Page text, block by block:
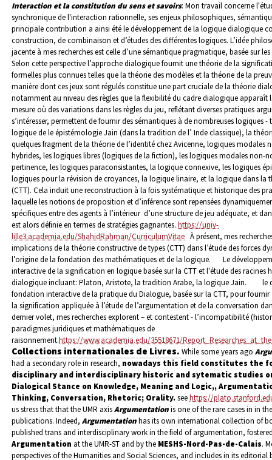
Interaction et la constitution du sens et savoirs: Mon travail concerne
synchronique de l'interaction rationnelle, ses enjeux philosophiques,
principale contribution a ainsi été le développement de la logique dialogique
construction, de combinaison et d’études des différentes logiques. L’idée
jacente à mes recherches est celle d’une sémantique pragmatique, basée sur
Selon cette perspective l’approche dialogique fournit une théorie de la
formelles plus connues telles que la théorie des modèles et la théorie de la
manière dont ces jeux sont régulés constitue une part cruciale de la théorie
notamment au niveau des règles que la flexibilité du cadre dialogique apparaît
mesure où des variations dans les règles du jeu, reflétant diverses pratiques
s’intéresser, permettent de fournir des sémantiques à de nombreuses logiques -
logique de le épistémologie Jain (dans la tradition de l’ Inde classique), la
quelques fragment de la théorie de l’identité chez Avicenne, logiques modales
hybrides, les logiques libres (logiques de la fiction), les logiques modales non-
pertinence, les logiques paraconsistantes, la logique connexive, les logiques
logiques pour la révision de croyances, la logique linaire, et la logique dans la
(CTT). Cela induit une reconstruction à la fois systématique et historique des
laquelle les notions de proposition et d’inférence sont repensées
spécifiques entre des agents à l’intérieur d’une structure de jeu adéquate, et
est alors définie en termes de stratégies gagnantes. https://univ-
lille3.academia.edu/ShahidRahman/CurriculumVitae À présent, mes
implications de la théorie constructive de types (CTT) dans l’étude des forces
l’origine de la fondation des mathématiques et de la logique.
Le
interactive de la signification en logique basée sur la CTT et l'étude des racines
dialogique incluant: Platon, Aristote, la tradition Arabe, la logique Jain.
le
fondation interactive de la pratique du Dialogue, basée sur la CTT, pour
la signification appliquée à l’étude de l’argumentation et de la conversation
dernier volet, mes recherches explorent – et contestent - l’incompatibilité
paradigmes juridiques et mathématiques de
raisonnement.https://www.academia.edu/35518671/
Collections internationales de Livres. While some years ago
had a secondary role in research, nowadays this field constitutes the
disciplinary and interdisciplinary historic and sytematic studies
Dialogical Stance on Knowledge, Meaning and Logic,,
Thinking, Conversation, Rhetoric; Orality.seehttps://
us stress that that the UMR axisArgumentationis one of the rare cases in in
publications. Indeed, Argumentationhas its own international collection of
published trans and interdisciplinary work in the field of argumentation,
Argumentation at the UMR-ST and by the MESHS-Nord-Pas-de-Calais.
perspectives of the Humanities and Social Sciences, and includes in its